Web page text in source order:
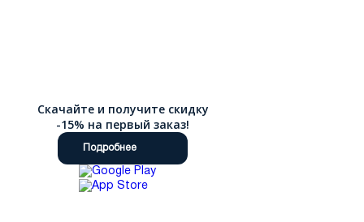
Скачайте и получите скидку
-15% на первый заказ!
Подробнее